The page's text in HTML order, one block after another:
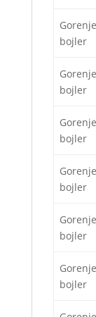
Gorenje
bojler
Gorenje
bojler
Gorenje
bojler
Gorenje
bojler
Gorenje
bojler
Gorenje
bojler